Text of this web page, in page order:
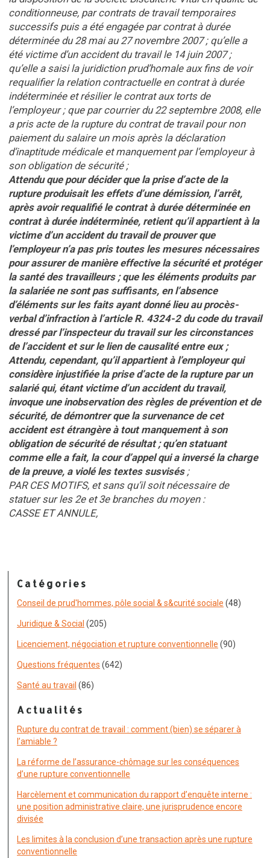
conditionneuse, par contrats de travail temporaires
successifs puis a été engagée par contrat à durée
déterminée du 28 mai au 27 novembre 2007 ; qu’elle a
été victime d’un accident du travail le 14 juin 2007 ;
qu’elle a saisi la juridiction prud’homale aux fins de voir
requalifier la relation contractuelle en contrat à durée
indéterminée et résilier le contrat aux torts de
l’employeur ; que par courrier du 22 septembre 2008, elle
a pris acte de la rupture du contrat de travail pour non
paiement du salaire un mois après la déclaration
d’inaptitude médicale et manquement par l’employeur à
son obligation de sécurité ;
Attendu que pour décider que la prise d’acte de la
rupture produisait les effets d’une démission, l’arrêt,
après avoir requalifié le contrat à durée déterminée en
contrat à durée indéterminée, retient qu’il appartient à la
victime d’un accident du travail de prouver que
l’employeur n’a pas pris toutes les mesures nécessaires
pour assurer de manière effective la sécurité et protéger
la santé des travailleurs ; que les éléments produits par
la salariée ne sont pas suffisants, en l’absence
d’éléments sur les faits ayant donné lieu au procès-
verbal d’infraction à l’article R. 4324-2 du code du travail
dressé par l’inspecteur du travail sur les circonstances
de l’accident et sur le lien de causalité entre eux ;
Attendu, cependant, qu’il appartient à l’employeur qui
considère injustifiée la prise d’acte de la rupture par un
salarié qui, étant victime d’un accident du travail,
invoque une inobservation des règles de prévention et de
sécurité, de démontrer que la survenance de cet
accident est étrangère à tout manquement à son
obligation de sécurité de résultat ; qu’en statuant
comme elle a fait, la cour d’appel qui a inversé la charge
de la preuve, a violé les textes susvisés;
PAR CES MOTIFS, et sans qu’il soit nécessaire de
statuer sur les 2e et 3e branches du moyen :
CASSE ET ANNULE,
Catégories
Conseil de prud'hommes, pôle social & s&curité sociale (48)
Juridique & Social (205)
Licenciement, négociation et rupture conventionnelle (90)
Questions fréquentes (642)
Santé au travail (86)
Actualités
Rupture du contrat de travail : comment (bien) se séparer à
l’amiable ?
La réforme de l’assurance-chômage sur les conséquences
d’une rupture conventionnelle
Harcèlement et communication du rapport d’enquête interne :
une position administrative claire, une jurisprudence encore
divisée
Les limites à la conclusion d’une transaction après une rupture
conventionnelle